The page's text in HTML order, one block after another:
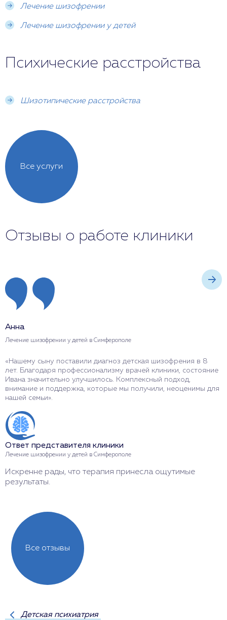
Лечение шизофрении
Лечение шизофрении у детей
Психические расстройства
Шизотипические расстройства
Все услуги
Отзывы о работе клиники
Анна
Лечение шизофрении у детей в Симферополе
«Нашему сыну поставили диагноз детская шизофрения в 8
лет. Благодаря профессионализму врачей клиники, состояние
Ивана значительно улучшилось. Комплексный подход,
внимание и поддержка, которые мы получили, неоценимы для
нашей семьи».
Ответ представителя клиники
Лечение шизофрении у детей в Симферополе
Искренне рады, что терапия принесла ощутимые
результаты.
Все отзывы
Детская психиатрия